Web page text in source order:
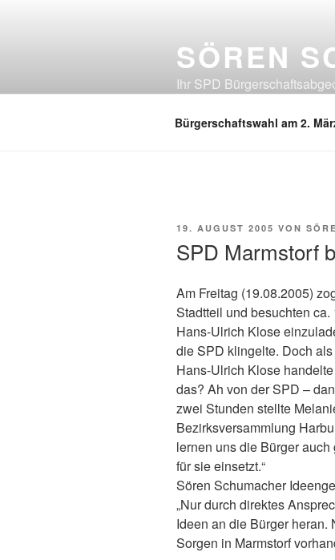
SÖREN
Ihr SPD
Bürgerschaftswahl am 2.
VERÖFFENTLICHT
19. AUGUST 2005 VON
SPD Marmstorf
Am Freitag (19.08.2005)
Stadtteil und besuchten
Hans-Ulrich Klose
die SPD klingelte. Doch
Hans-Ulrich Klose
das? Ah von der SPD –
zwei Stunden stellte
Bezirksversammlung
lernen uns die Bürger
für sie einsetzt.“
Sören Schumacher
„Nur durch direktes
Ideen an die Bürger heran.
Sorgen in Marmstorf